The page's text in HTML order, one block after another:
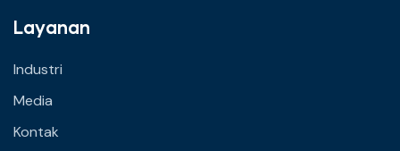
Layanan
Industri
Media
Kontak